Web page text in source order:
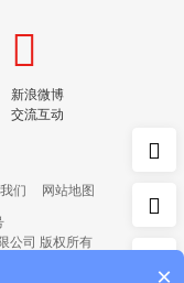
新浪微博
交流互动
们 网站地图
公司 版权所有
×